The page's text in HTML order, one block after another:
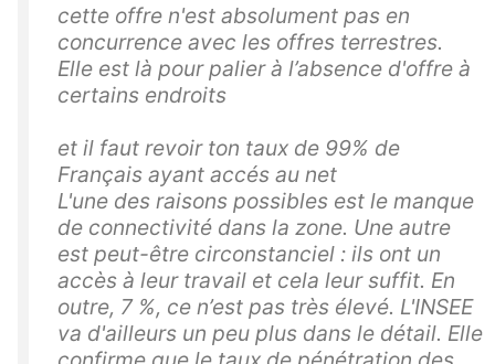
cette offre n'est absolument pas en
concurrence avec les offres terrestres.
Elle est là pour palier à l’absence d'offre à
certains endroits
et il faut revoir ton taux de 99% de
Français ayant accés au net
L'une des raisons possibles est le manque
de connectivité dans la zone. Une autre
est peut-être circonstanciel : ils ont un
accès à leur travail et cela leur suffit. En
outre, 7 %, ce n’est pas très élevé. L'INSEE
va d'ailleurs un peu plus dans le détail. Elle